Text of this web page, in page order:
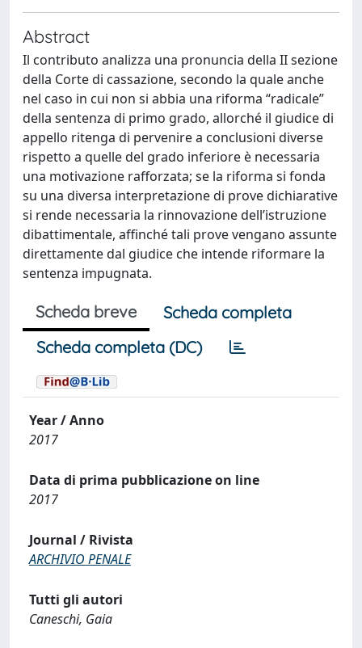
Abstract
Il contributo analizza una pronuncia della II sezione
della Corte di cassazione, secondo la quale anche
nel caso in cui non si abbia una riforma “radicale”
della sentenza di primo grado, allorché il giudice di
appello ritenga di pervenire a conclusioni diverse
rispetto a quelle del grado inferiore è necessaria
una motivazione rafforzata; se la riforma si fonda
su una diversa interpretazione di prove dichiarative
si rende necessaria la rinnovazione dell’istruzione
dibattimentale, affinché tali prove vengano assunte
direttamente dal giudice che intende riformare la
sentenza impugnata.
Scheda breve
Scheda completa
Scheda completa (DC)
Year / Anno
2017
Data di prima pubblicazione on line
2017
Journal / Rivista
ARCHIVIO PENALE
Tutti gli autori
Caneschi, Gaia